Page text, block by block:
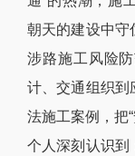
朝天的建设中守
涉路施工风险
计、交通组织到
法施工案例，把
个人深刻认识到